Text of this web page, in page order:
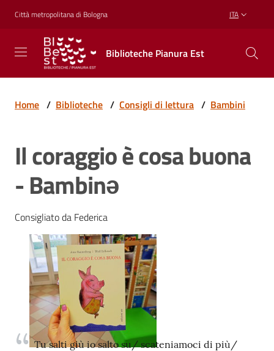
Vai al contenuto
Vai alla navigazione
Vai al footer
Città metropolitana di Bologna ITA
Biblioteche Pianura Est
Biblioteche
Pianura
Est
CREARE,
RICREARSI
Biblioteche
Cosa
offriamo
Trova
libri
film
Home / Biblioteche / Consigli di lettura / Bambini
Il coraggio è cosa buona
- Bambinə
Consigliato da Federica
Tu salti giù io salto su/ scateniamoci di più/